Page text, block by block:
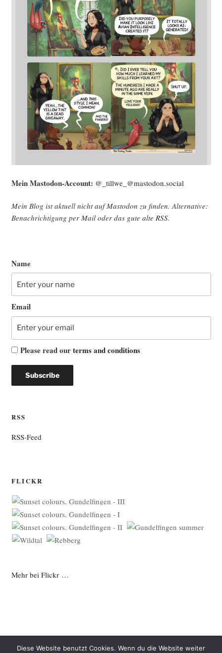
Mein Mast­o­don-Account: @_tillwe_@mastodon.social
Mein Blog ist aktu­ell nicht auf Mast­o­don zu fin­den. Alter­na­ti­ve:
Benach­rich­ti­gung per Mail oder das gute alte RSS.
Name
Email
Please read ourterms and conditions
RSS
RSS-Feed
FLICKR
Mehr bei Flickr …
Diese Website benutzt Cookies. Wenn du die Website weiter